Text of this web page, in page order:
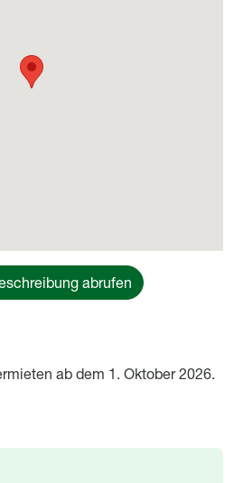
abrufen
ab dem 1. Oktober 2026.